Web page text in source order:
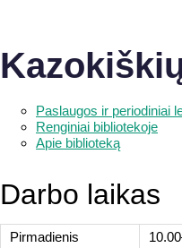
Paslaugos ir periodiniai
Renginiai bibliotekoje
Apie biblioteką
Darbo laikas
Pirmadienis